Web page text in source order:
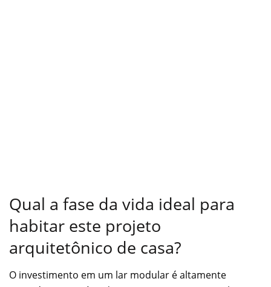
Qual a fase da vida ideal para
habitar este projeto
arquitetônico de casa?
O investimento em um lar modular é altamente